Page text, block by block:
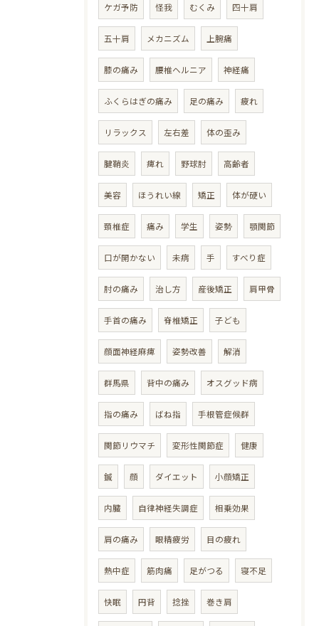
ケガ予防 怪我 むくみ 四十肩
五十肩 メカニズム 上腕痛
膝の痛み 腰椎ヘルニア 神経痛
ふくらはぎの痛み 足の痛み 疲れ
リラックス 左右差 体の歪み
腱鞘炎 痺れ 野球肘 高齢者
美容 ほうれい線 矯正 体が硬い
頚椎症 痛み 学生 姿勢 顎関節
口が開かない 未病 手 すべり症
肘の痛み 治し方 産後矯正 肩甲骨
手首の痛み 脊椎矯正 子ども
顔面神経麻痺 姿勢改善 解消
群馬県 背中の痛み オスグッド病
指の痛み ばね指 手根管症候群
関節リウマチ 変形性関節症 健康
鍼 顔 ダイエット 小顔矯正
内臓 自律神経失調症 相乗効果
肩の痛み 眼精疲労 目の疲れ
熱中症 筋肉痛 足がつる 寝不足
快眠 円背 捻挫 巻き肩